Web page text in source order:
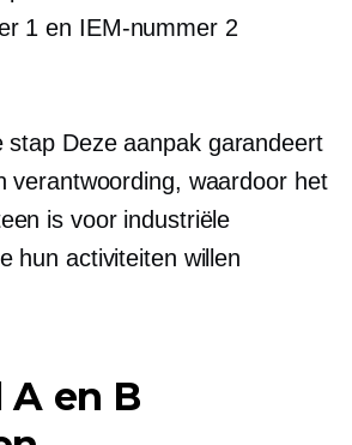
1 en IEM-nummer 2
stap Deze aanpak garandeert
verantwoording, waardoor het
is voor industriële
hun activiteiten willen
A en B